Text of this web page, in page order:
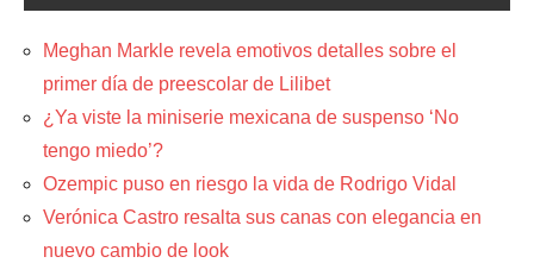
Meghan Markle revela emotivos detalles sobre el
primer día de preescolar de Lilibet
¿Ya viste la miniserie mexicana de suspenso ‘No
tengo miedo’?
Ozempic puso en riesgo la vida de Rodrigo Vidal
Verónica Castro resalta sus canas con elegancia en
nuevo cambio de look